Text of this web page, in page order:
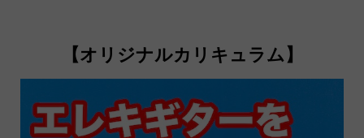
【オリジナルカリキュラム】